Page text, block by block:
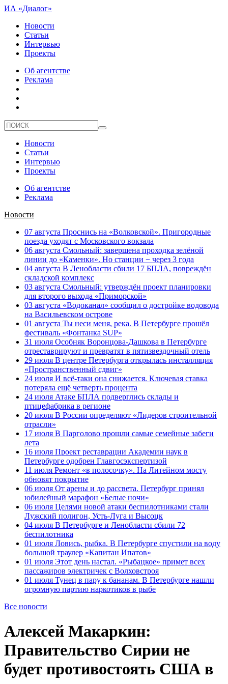
ИА «Диалог»
Новости
Статьи
Интервью
Проекты
Об агентстве
Реклама
Новости
Статьи
Интервью
Проекты
Об агентстве
Реклама
Новости
07 августа Проснись на «Волковской». Пригородные
поезда уходят с Московского вокзала
06 августа Смольный: завершена проходка зелёной
линии до «Каменки». Но станции − через 3 года
04 августа В Ленобласти сбили 17 БПЛА, повреждён
складской комплекс
03 августа Смольный: утверждён проект планировки
для второго выхода «Приморской»
03 августа «Водоканал» сообщил о достройке водовода
на Васильевском острове
01 августа Ты неси меня, река. В Петербурге прошёл
фестиваль «Фонтанка SUP»
31 июля Особняк Воронцова-Дашкова в Петербурге
отреставрируют и превратят в пятизвездочный отель
29 июля В центре Петербурга открылась инсталляция
«Пространственный сдвиг»
24 июля И всё-таки она снижается. Ключевая ставка
потеряла ещё четверть процента
24 июля Атаке БПЛА подверглись склады и
птицефабрика в регионе
20 июля В России определяют «Лидеров строительной
отрасли»
17 июля В Парголово прошли самые семейные забеги
лета
16 июля Проект реставрации Академии наук в
Петербурге одобрен Главгосэкспертизой
11 июля Ремонт «в полосочку». На Литейном мосту
обновят покрытие
06 июля От арены и до рассвета. Петербург принял
юбилейный марафон «Белые ночи»
06 июля Целями новой атаки беспилотниками стали
Лужский полигон, Усть-Луга и Высоцк
04 июля В Петербурге и Ленобласти сбили 72
беспилотника
01 июля Ловись, рыбка. В Петербурге спустили на воду
большой траулер «Капитан Ипатов»
01 июля Этот день настал. «Рыбацкое» примет всех
пассажиров электричек с Волховстроя
01 июля Тунец в пару к бананам. В Петербурге нашли
огромную партию наркотиков в рыбе
Все новости
Алексей Макаркин:
Правительство Сирии не
будет противостоять США в